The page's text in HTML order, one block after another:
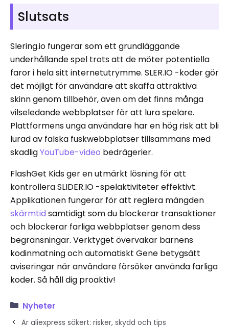
Slutsats
Slering.io fungerar som ett grundläggande
underhållande spel trots att de möter potentiella
faror i hela sitt internetutrymme. SLER.IO -koder gör
det möjligt för användare att skaffa attraktiva
skinn genom tillbehör, även om det finns många
vilseledande webbplatser för att lura spelare.
Plattformens unga användare har en hög risk att bli
lurad av falska fuskwebbplatser tillsammans med
skadligYouTube-video bedrägerier.
FlashGet Kids ger en utmärkt lösning för att
kontrollera SLIDER.IO -spelaktiviteter effektivt.
Applikationen fungerar för att reglera mängden
skärmtid samtidigt som du blockerar transaktioner
och blockerar farliga webbplatser genom dess
begränsningar. Verktyget övervakar barnens
kodinmatning och automatiskt Gene betygsätt
aviseringar när användare försöker använda farliga
koder. Så håll dig proaktiv!
Nyheter
Är aliexpress säkert: risker, skydd och tips